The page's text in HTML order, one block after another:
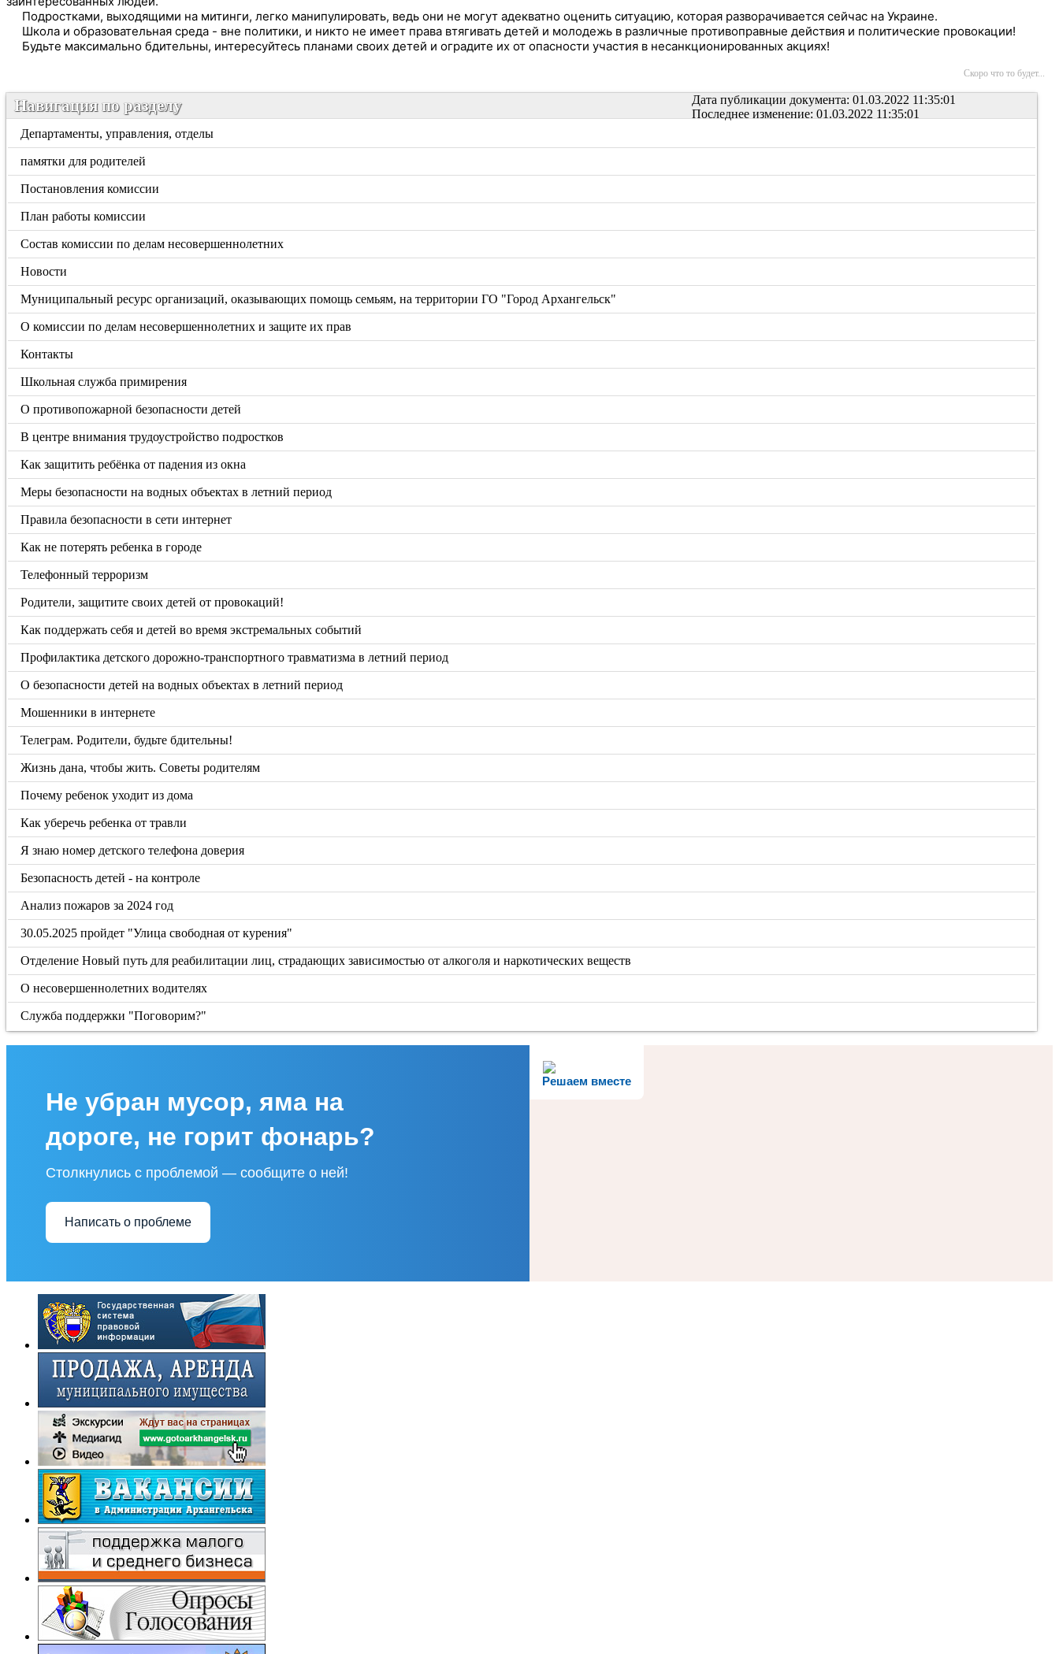
Подростками, выходящими на митинги, легко манипулировать, ведь они не могут адекватно оценить ситуацию, которая разворачивается сейчас на Украине.
Школа и образовательная среда - вне политики, и никто не имеет права втягивать детей и молодежь в различные противоправные действия и политические провокации!
Будьте максимально бдительны, интересуйтесь планами своих детей и оградите их от опасности участия в несанкционированных акциях!
Скоро что то будет...
Дата публикации документа: 01.03.2022 11:35:01
Последнее изменение: 01.03.2022 11:35:01
Навигация по разделу
Департаменты, управления, отделы
памятки для родителей
Постановления комиссии
План работы комиссии
Состав комиссии по делам несовершеннолетних
Новости
Муниципальный ресурс организаций, оказывающих помощь семьям, на территории ГО "Город Архангельск"
О комиссии по делам несовершеннолетних и защите их прав
Контакты
Школьная служба примирения
О противопожарной безопасности детей
В центре внимания трудоустройство подростков
Как защитить ребёнка от падения из окна
Меры безопасности на водных объектах в летний период
Правила безопасности в сети интернет
Как не потерять ребенка в городе
Телефонный терроризм
Родители, защитите своих детей от провокаций!
Как поддержать себя и детей во время экстремальных событий
Профилактика детского дорожно-транспортного травматизма в летний период
О безопасности детей на водных объектах в летний период
Мошенники в интернете
Телеграм. Родители, будьте бдительны!
Жизнь дана, чтобы жить. Советы родителям
Почему ребенок уходит из дома
Как уберечь ребенка от травли
Я знаю номер детского телефона доверия
Безопасность детей - на контроле
Анализ пожаров за 2024 год
30.05.2025 пройдет "Улица свободная от курения"
Отделение Новый путь для реабилитации лиц, страдающих зависимостью от алкоголя и наркотических веществ
О несовершеннолетних водителях
Служба поддержки "Поговорим?"
Решаем вместе
Не убран мусор, яма на
дороге, не горит фонарь?
Столкнулись с проблемой — сообщите о ней!
Написать о проблеме